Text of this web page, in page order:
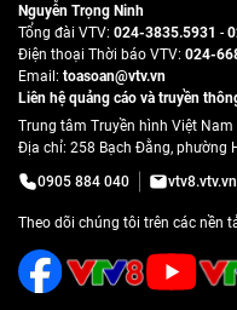
Nguyễn Trọng Ninh
Tổng đài VTV: 024-3835.5931 -
Ðiện thoại Thời báo VTV: 024-
Email: toasoan@vtv.vn
Liên hệ quảng cáo và truyền
Trung tâm Truyền hình Việt
Địa chỉ: 258 Bạch Đằng, phường
0905 884 040
Theo dõi chúng tôi trên các nền